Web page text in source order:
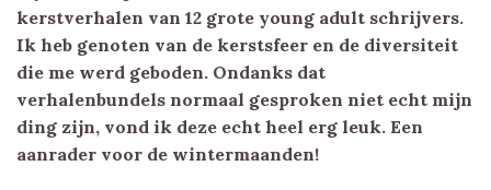
kerstverhalen van 12 grote young adult schrijvers.
Ik heb genoten van de kerstsfeer en de diversiteit
die me werd geboden. Ondanks dat
verhalenbundels normaal gesproken niet echt mijn
ding zijn, vond ik deze echt heel erg leuk. Een
aanrader voor de wintermaanden!